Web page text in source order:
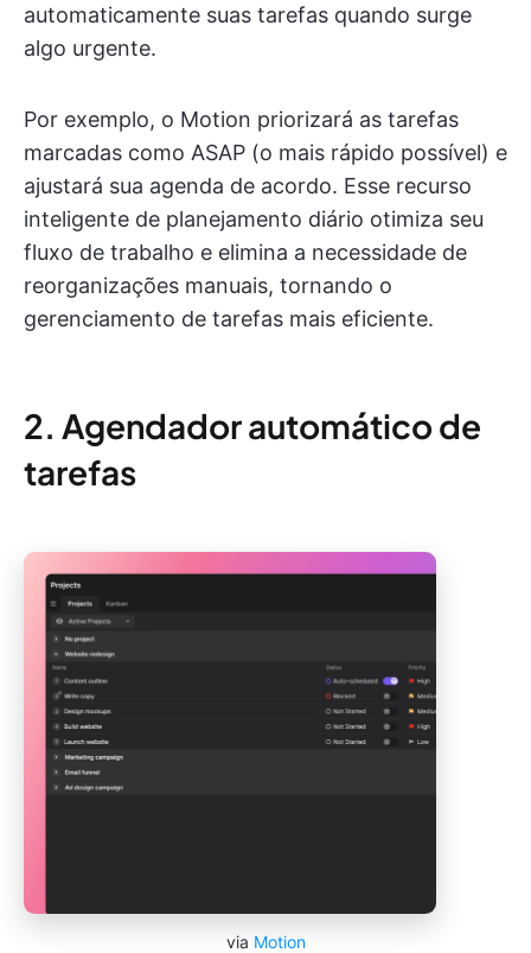
automaticamente suas tarefas quando surge
algo urgente.
Por exemplo, o Motion priorizará as tarefas
marcadas como ASAP (o mais rápido possível) e
ajustará sua agenda de acordo. Esse recurso
inteligente de planejamento diário otimiza seu
fluxo de trabalho e elimina a necessidade de
reorganizações manuais, tornando o
gerenciamento de tarefas mais eficiente.
2. Agendador automático de
tarefas
via Motion